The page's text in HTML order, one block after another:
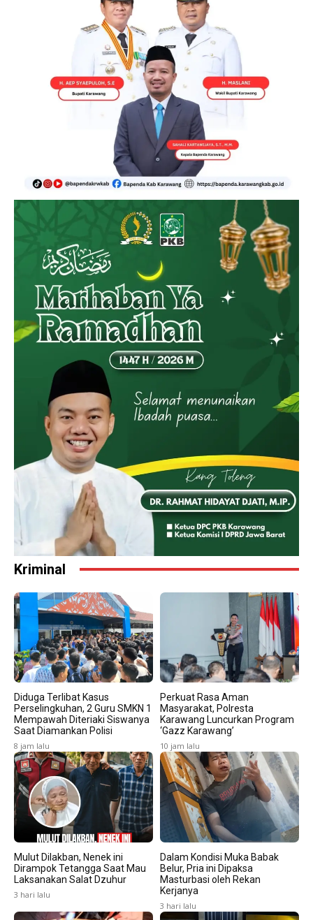
Kriminal
Diduga Terlibat Kasus
Perselingkuhan, 2 Guru SMKN 1
Mempawah Diteriaki Siswanya
Saat Diamankan Polisi
8 jam lalu
Perkuat Rasa Aman
Masyarakat, Polresta
Karawang Luncurkan Program
‘Gazz Karawang’
10 jam lalu
Mulut Dilakban, Nenek ini
Dirampok Tetangga Saat Mau
Laksanakan Salat Dzuhur
3 hari lalu
Dalam Kondisi Muka Babak
Belur, Pria ini Dipaksa
Masturbasi oleh Rekan
Kerjanya
3 hari lalu